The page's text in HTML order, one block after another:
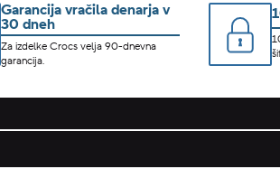
Garancija vračila denarja v
30 dneh
Za izdelke Crocs velja 90-dnevna
garancija.